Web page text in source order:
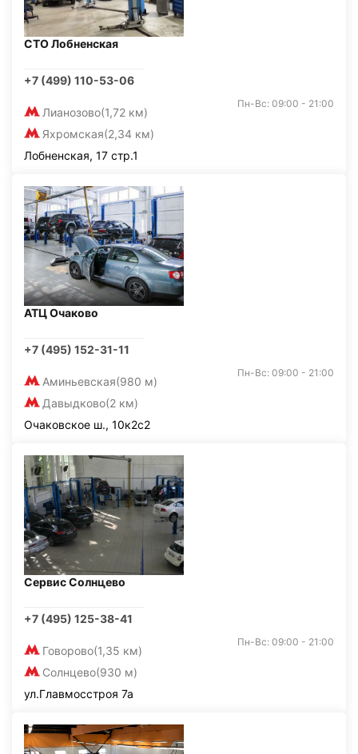
СТО Лобненская
+7 (499) 110-53-06
Лианозово(1,72 км)
Яхромская(2,34 км)
Пн-Вс: 09:00 - 21:00
Лобненская, 17 стр.1
АТЦ Очаково
+7 (495) 152-31-11
Аминьевская(980 м)
Давыдково(2 км)
Пн-Вс: 09:00 - 21:00
Очаковское ш., 10к2с2
Сервис Солнцево
+7 (495) 125-38-41
Говорово(1,35 км)
Солнцево(930 м)
Пн-Вс: 09:00 - 21:00
ул.Главмосстроя 7а